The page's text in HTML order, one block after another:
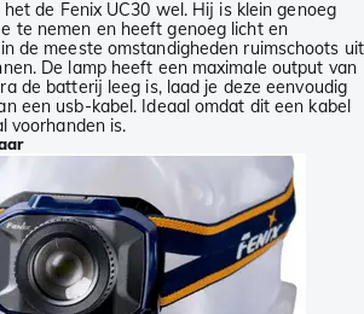
de Fenix UC30 wel. Hij is klein genoeg
te nemen en heeft genoeg licht en
de meeste omstandigheden ruimschoots uit
De lamp heeft een maximale output van
de batterij leeg is, laad je deze eenvoudig
een usb-kabel. Ideaal omdat dit een kabel
voorhanden is.